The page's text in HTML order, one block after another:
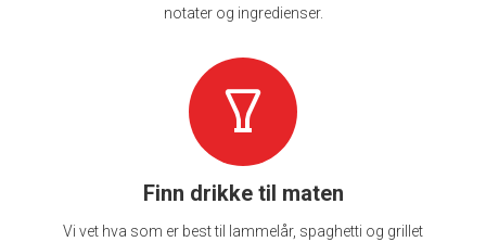
notater og ingredienser.
Finn drikke til maten
Vi vet hva som er best til lammelår, spaghetti og grillet